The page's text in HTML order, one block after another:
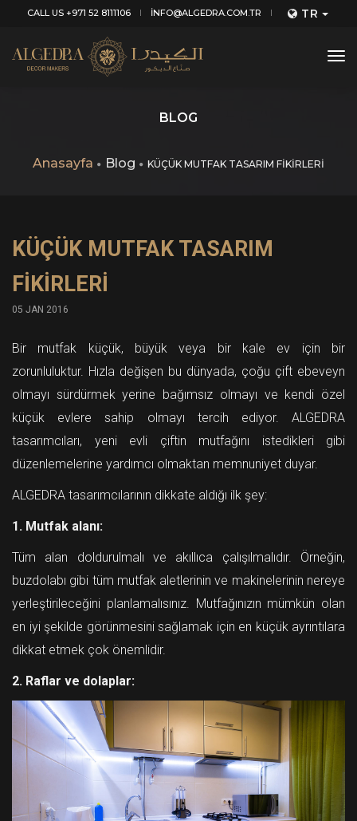
CALL US +971 52 8111106 INFO@ALGEDRA.COM.TR TR
BLOG
Anasayfa Blog KÜÇÜK MUTFAK TASARIM FİKİRLERİ
KÜÇÜK MUTFAK TASARIM
FİKİRLERİ
05 JAN 2016
Bir mutfak küçük, büyük veya bir kale ev için bir
zorunluluktur. Hızla değişen bu dünyada, çoğu çift ebeveyn
olmayı sürdürmek yerine bağımsız olmayı ve kendi özel
küçük evlere sahip olmayı tercih ediyor. ALGEDRA
tasarımcıları, yeni evli çiftin mutfağını istedikleri gibi
düzenlemelerine yardımcı olmaktan memnuniyet duyar.
ALGEDRA tasarımcılarının dikkate aldığı ilk şey:
1. Mutfak alanı:
Tüm alan doldurulmalı ve akıllıca çalışılmalıdır. Örneğin,
buzdolabı gibi tüm mutfak aletlerinin ve makinelerinin nereye
yerleştirileceğini planlamalısınız. Mutfağınızın mümkün olan
en iyi şekilde görünmesini sağlamak için en küçük ayrıntılara
dikkat etmek çok önemlidir.
2. Raflar ve dolaplar: